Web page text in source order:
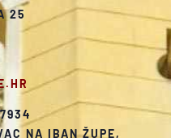
25
NA IBAN ŽUPE,